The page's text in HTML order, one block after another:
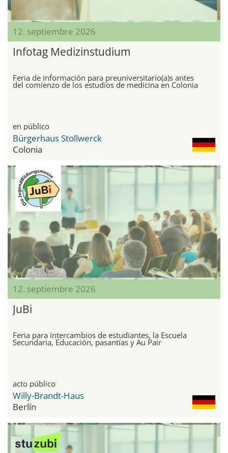
12. septiembre 2026
Infotag Medizinstudium
Feria de información para preuniversitario(a)s antes
del comienzo de los estudios de medicina en Colonia
en público
Bürgerhaus Stollwerck
Colonia
12. septiembre 2026
JuBi
Feria para intercambios de estudiantes, la Escuela
Secundaria, Educación, pasantías y Au Pair
acto público
Willy-Brandt-Haus
Berlín